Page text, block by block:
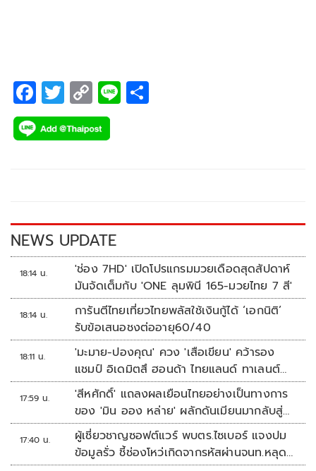
F
ac
e
k
T
wi
tt
C
o
p
k
Li
NEWS UPDATE
18:14 น.
'ช่อง 7HD' เปิดโปรแกรมมวยเดือดสุดสัปดาห์
มันจัดเต็มกับ 'ONE ลุมพินี 165-มวยไทย 7 สี'
18:14 น.
การันตีไทยเที่ยวไทยพลัสใช้เงินกู้ได้ ‘เอกนิติ’
รับข้อเสนอชงต่ออายุ60/40
18:11 น.
'มะมาย-ปองคุณ' ควง 'เสือเขียน' คว้ารอง
แชมป์ อิเดมิตสึ ฮอนด้า ไทยแลนด์ ทาเลนต์
คัพ สนาม 3
17:59 น.
'สีหศักดิ์' แถลงผลเยือนไทยอย่างเป็นทางการ
ของ 'มิน ออง หล่าย' ผลักดันเมียนมากลับสู่
อาเซียน
17:40 น.
ผู้เชี่ยวชาญซอฟต์แวร์ พบตร.ไซเบอร์ แจงปม
ข้อมูลรั่ว ชี้ช่องโหว่เกิดจากรหัสผ่านจนท.หลุด